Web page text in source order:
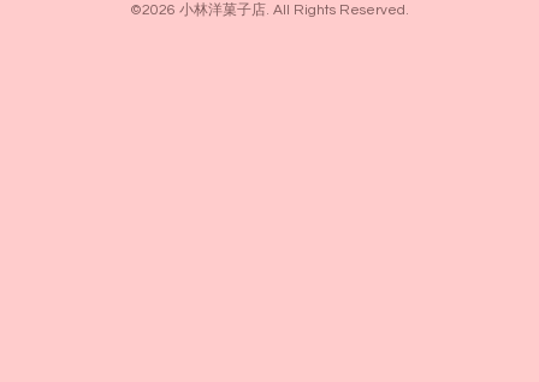
©2026 小林洋菓子店. All Rights Reserved.